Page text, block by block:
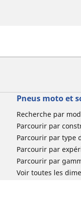
Pneus moto et
Recherche par
Parcourir par
Parcourir par type
Parcourir par
Parcourir par
Voir toutes les